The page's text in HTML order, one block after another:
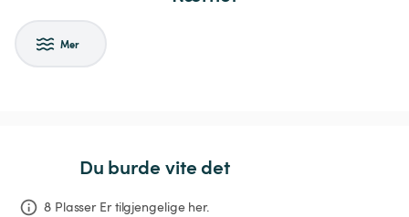
Mer
Du burde vite det
8 Plasser Er tilgjengelige her.